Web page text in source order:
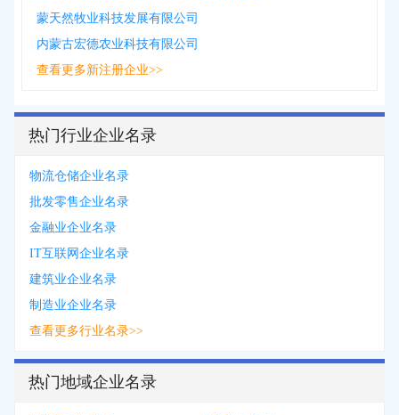
蒙天然牧业科技发展有限公司
内蒙古宏德农业科技有限公司
查看更多新注册企业>>
热门行业企业名录
物流仓储企业名录
批发零售企业名录
金融业企业名录
IT互联网企业名录
建筑业企业名录
制造业企业名录
查看更多行业名录>>
热门地域企业名录